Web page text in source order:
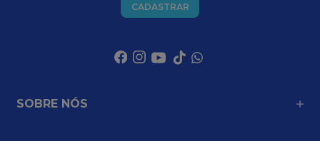
CADASTRAR
SOBRE NÓS